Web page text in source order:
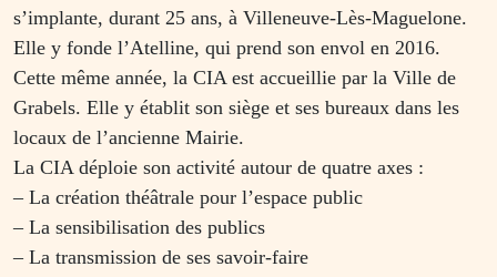
s’implante, durant 25 ans, à Villeneuve-Lès-Maguelone.
Elle y fonde l’Atelline, qui prend son envol en 2016.
Cette même année, la CIA est accueillie par la Ville de
Grabels. Elle y établit son siège et ses bureaux dans les
locaux de l’ancienne Mairie.
La CIA déploie son activité autour de quatre axes :
– La création théâtrale pour l’espace public
– La sensibilisation des publics
– La transmission de ses savoir-faire